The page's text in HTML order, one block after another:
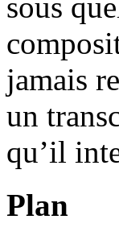
jamais
un
qu’il
Plan